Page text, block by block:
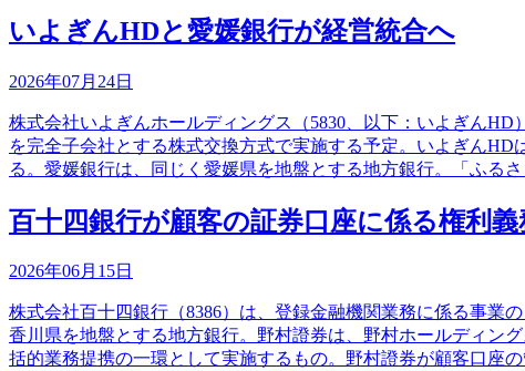
いよぎんHDと愛媛銀行が経営統合へ
2026年07月24日
株式会社いよぎんホールディングス（5830、以下：いよぎん
を完全子会社とする株式交換方式で実施する予定。いよぎん
る。愛媛銀行は、同じく愛媛県を地盤とする地方銀行。「ふるさ
百十四銀行が顧客の証券口座に係る権利
2026年06月15日
株式会社百十四銀行（8386）は、登録金融機関業務に係る事業
香川県を地盤とする地方銀行。野村證券は、野村ホールディン
括的業務提携の一環として実施するもの。野村證券が顧客口座の